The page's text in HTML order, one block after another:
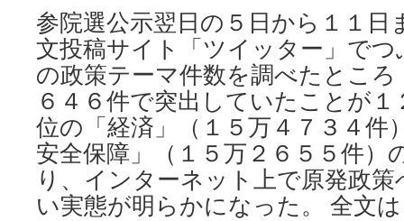
ワ
ー
３
万
人
突
破
via
潟
日
参院選公示翌日の５日から１１日
文投稿サイト「ツイッター」で
の政策テーマ件数を調べたとこ
６４６件で突出していたことが
位の「経済」（１５万４７３４件
安全保障」（１５万２６５５件）
り、インターネット上で原発政
い実態が明らかになった。 全文